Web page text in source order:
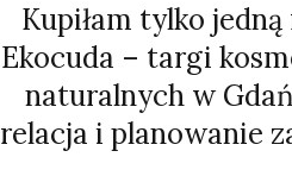
Kupiłam tylko jedną
Ekocuda – targi
naturalnych w
relacja i planowanie